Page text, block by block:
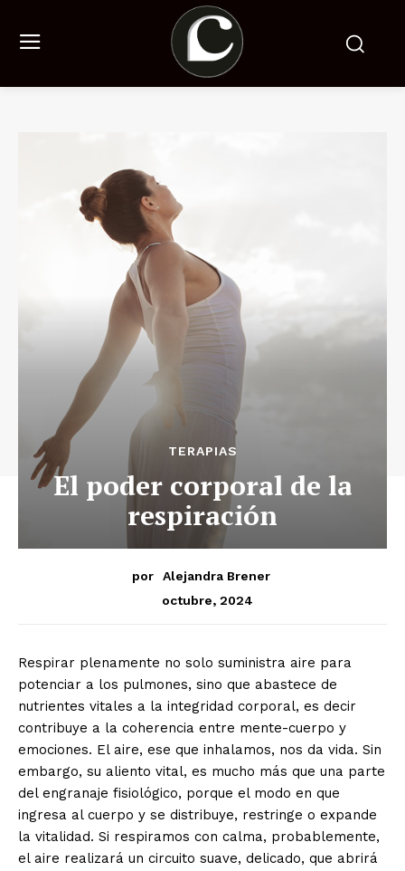
TERAPIAS
El poder corporal de la
respiración
por
Alejandra Brener
octubre, 2024
Respirar plenamente no solo suministra aire para
potenciar a los pulmones, sino que abastece de
nutrientes vitales a la integridad corporal, es decir
contribuye a la coherencia entre mente-cuerpo y
emociones. El aire, ese que inhalamos, nos da vida. Sin
embargo, su aliento vital, es mucho más que una parte
del engranaje fisiológico, porque el modo en que
ingresa al cuerpo y se distribuye, restringe o expande
la vitalidad. Si respiramos con calma, probablemente,
el aire realizará un circuito suave, delicado, que abrirá